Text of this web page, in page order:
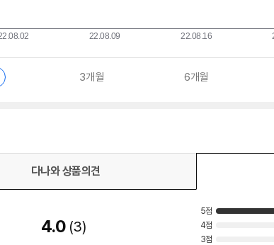
3개월 6개월
다나와 상품의견
4.0 3
5점
4점
3점